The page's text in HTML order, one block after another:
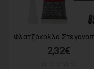
2,32€